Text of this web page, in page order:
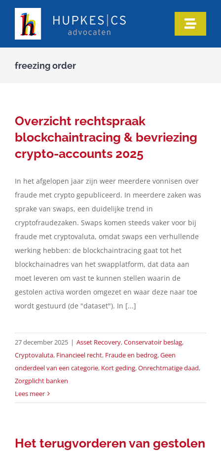
inhoud
Toggle
Onze expertise
Informatie
In de media
Artikelen
Contact
Nederlands
freezing order
Overzicht rechtspraak
blockchaintracing & bevriezing
crypto-accounts 2025
In het afgelopen jaar zijn weer meerdere vonnisen over
fraude met crypto gepubliceerd. In meerdere zaken was
sprake van swaps, een duidelijke trend in
cryptofraudezaken. Swaps komen steeds vaker voor bij
fraude met cryptovaluta, omdat swaps een verhullende
werking hebben: de blockchaintracing gaat tot het
blockchainadres van het swapplatform, dat data aan
moet leveren om vast te kunnen stellen waarin de
gestolen activa worden omgezet en waar deze naar toe
wordt gestuurd (de "dataset"). In [...]
27 december 2025 | Asset Recovery,Conservatoir beslag,
Cryptovaluta, Financieel recht, Fraude en bedrog,Geen
onderdeel van een categorie, Kort geding,Onrechtmatige daad,
Zorgplicht banken
Lees meer
Het terugvorderen van gestolen